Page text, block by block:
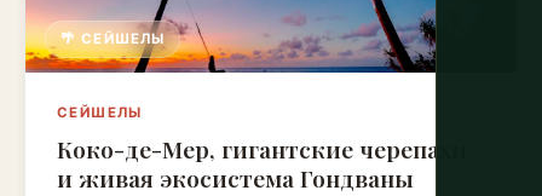
🌴 СЕЙШЕЛЫ
СЕЙШЕЛЫ
Коко-де-Мер, гигантские черепахи
и живая экосистема Гондваны